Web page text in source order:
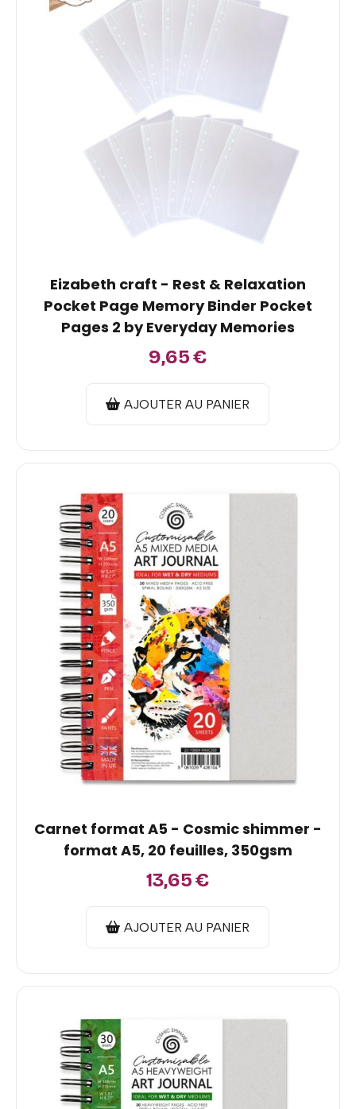
Eizabeth craft - Rest & Relaxation
Pocket Page Memory Binder Pocket
Pages 2 by Everyday Memories
9,65€
AJOUTER AU PANIER
Carnet format A5 - Cosmic shimmer -
format A5, 20 feuilles, 350gsm
13,65€
AJOUTER AU PANIER